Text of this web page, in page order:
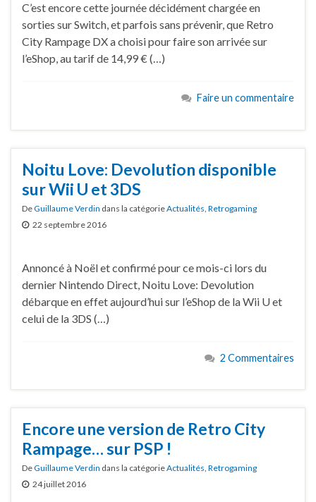
C’est encore cette journée décidément chargée en
sorties sur Switch, et parfois sans prévenir, que Retro
City Rampage DX a choisi pour faire son arrivée sur
l’eShop, au tarif de 14,99 € (…)
Faire un commentaire
Noitu Love: Devolution disponible
sur Wii U et 3DS
DeGuillaume Verdin dans la catégorieActualités Retrogaming
22 septembre 2016
Annoncé à Noël et confirmé pour ce mois-ci lors du
dernier Nintendo Direct, Noitu Love: Devolution
débarque en effet aujourd’hui sur l’eShop de la Wii U et
celui de la 3DS (…)
2 Commentaires
Encore une version de Retro City
Rampage… sur PSP !
DeGuillaume Verdin dans la catégorieActualités, Retrogaming
24 juillet 2016